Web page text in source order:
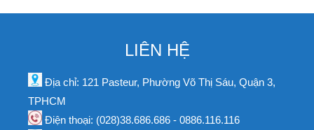
LIÊN HỆ
Địa chỉ: 121 Pasteur, Phường Võ Thị Sáu, Quận 3,
TPHCM
Điện thoại: (028)38.686.686 - 0886.116.116